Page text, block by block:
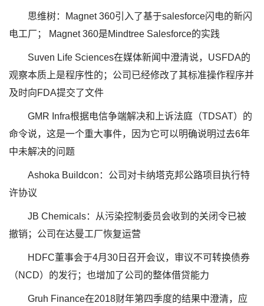
思维树：Magnet 360引入了基于salesforce闪电的新闪
电工厂； Magnet 360是Mindtree Salesforce的实践
Suven Life Sciences在媒体新闻中澄清说，USFDA的
观察本质上是程序性的；公司已经修改了其标准操作程序并
及时向FDA提交了文件
GMR Infra根据电信争端解决和上诉法庭（TDSAT）的
命令说，这是一个重大事件，因为它可以明确说明过去6年
中未解决的问题
Ashoka Buildcon：公司对卡纳塔克邦公路项目执行特
许协议
JB Chemicals：从污染控制委员会收到的关闭令已被
撤销；公司在达曼工厂恢复运营
HDFC董事会于4月30日召开会议，审议不可转换债券
（NCD）的发行；也增加了公司的整体借贷能力
Gruh Finance在2018财年第四季度的结果中澄清，应